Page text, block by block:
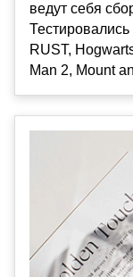
ведут себя
RUST,
Man 2, Mount